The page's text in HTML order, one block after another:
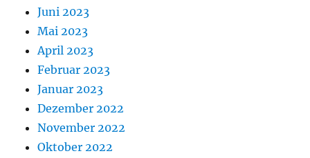
Juni 2023
Mai 2023
April 2023
Februar 2023
Januar 2023
Dezember 2022
November 2022
Oktober 2022